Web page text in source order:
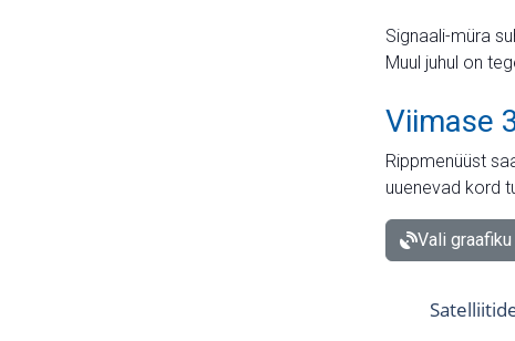
Signaali-müra
Muul juhul on
Viimase
Rippmenüüst
uuenevad kord
Vali graafiku